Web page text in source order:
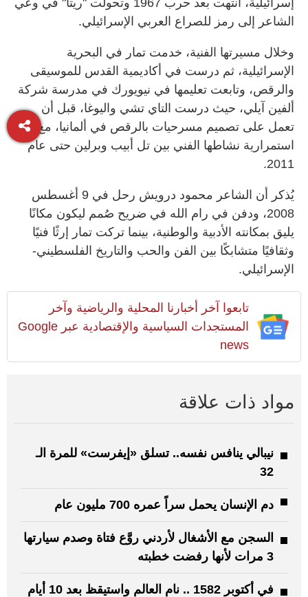
الشاعر إلى رمز للصراع العربي الإسرائيلي.
وخلال مسيرتها الفنية، خدمت تمار في البحرية
الإسرائيلية، ثم درست في أكاديمية القدس للموسيقى
والرقص، وتابعت تعليمها في نيويورك في مدرسة شركة
ألفين آيلي، حيث درست التاي تشي واليوغا، قبل أن
تعمل على تصميم مسرحيات بالرقص في ألمانيا، مع
استمرارية نشاطها الفني بين تل أبيب وبرلين حتى عام
2011.
يُذكر أن الشاعر محمود درويش رحل في 9 أغسطس
2008، ودفن في رام الله في ضريح صُمم ليكون مكانًا
يليق بمكانته الأدبية والوطنية، بينما تركت تمار إرثًا فنيًا
وثقافيًا متشابكًا بين الفن والحب والتاريخ الفلسطيني-
الإسرائيلي.
تابعوا آخر أخبارنا المحلية والرياضية وآخر
المستجدات السياسية والإقتصادية عبر Google
news
مواد ذات علاقة
نيبالي ينافس نفسه.. تسلق «إيفرست» للمرة الـ
32
دم الإنسان يحمل سراً عمره 700 مليون عام
السجن مع الأشغال لأردني روَّع فتاة وصدم سيارتها
3 مرات لأنها رفضت خطبته
في أكتوبر 1582 .. نام العالم واستيقظ بعد 10 أيام